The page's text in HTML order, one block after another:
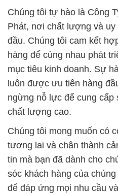
Chúng tôi tự hào là Công
Phát, nơi chất lượng và
đầu. Chúng tôi cam kết
hàng để cùng nhau phát
mục tiêu kinh doanh. Sự
luôn được ưu tiên hàng
ngừng nỗ lực để cung cấp
chất lượng cao.
Chúng tôi mong muốn có
tương lai và chân thành
tin mà bạn đã dành cho
sóc khách hàng của
để đáp ứng mọi nhu cầu